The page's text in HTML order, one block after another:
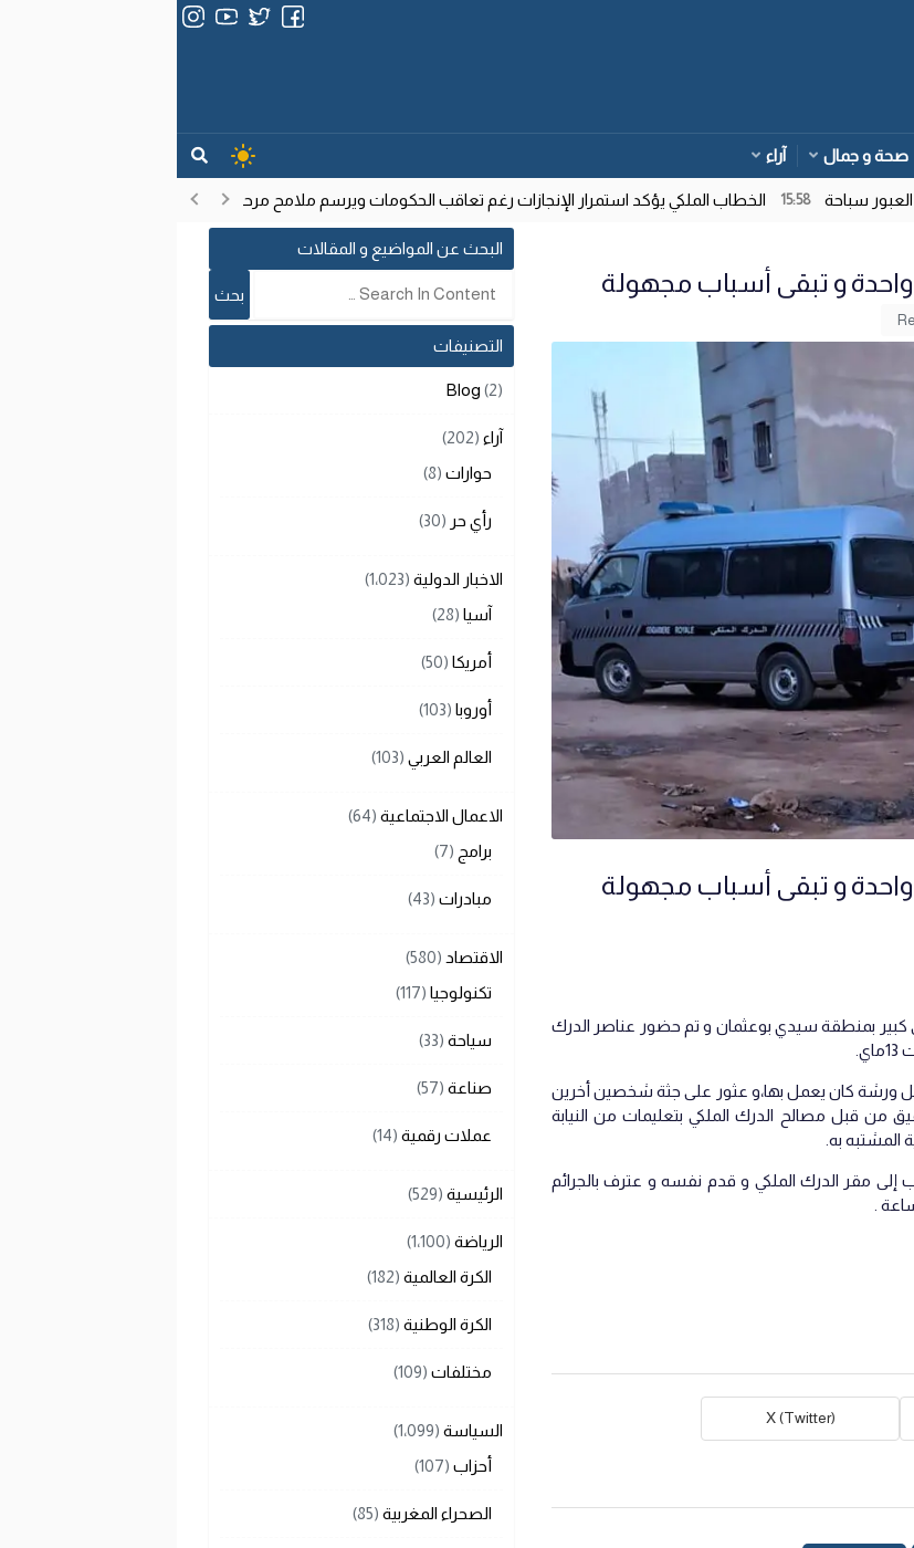
صحة و جمال آراء
سباحة 15:58 الخطاب الملكي يؤكد استمرار الإنجازات رغم تعاقب الحكومات ويرسم ملامح مرحلة تنموية جديدة
و تبقى أسباب مجهولة
و تبقى أسباب مجهولة
كبير بمنطقة سيدي بوعثمان و تم حضور عناصر الدرك
ورشة كان يعمل بها،و عثور على جثة شخصين أخرين
من قبل مصالح الدرك الملكي بتعليمات من النيابة
المشتبه به.
مقر الدرك الملكي و قدم نفسه و عترف بالجرائم
.
X (Twitter)
البحث عن المواضيع و المقالات
التصنيفات
Blog (2)
آراء (202)
حوارات (8)
رأي حر (30)
الاخبار الدولية (1٬023)
آسيا (28)
أمريكا (50)
أوروبا (103)
العالم العربي (103)
الاعمال الاجتماعية (64)
برامج (7)
مبادرات (43)
الاقتصاد (580)
تكنولوجيا (117)
سياحة (33)
صناعة (57)
عملات رقمية (14)
الرئيسية (529)
الرياضة (1٬100)
الكرة العالمية (182)
الكرة الوطنية (318)
مختلفات (109)
السياسة (1٬099)
أحزاب (107)
الصحراء المغربية (85)